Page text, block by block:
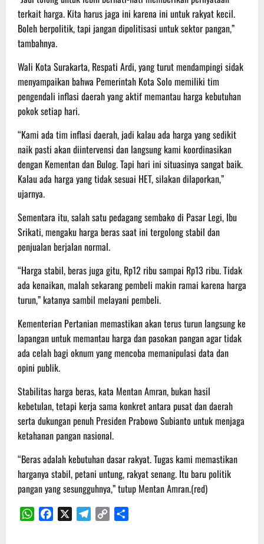
terkait harga. Kita harus jaga ini karena ini untuk rakyat kecil.
Boleh berpolitik, tapi jangan dipolitisasi untuk sektor pangan,”
tambahnya.
Wali Kota Surakarta, Respati Ardi, yang turut mendampingi sidak
menyampaikan bahwa Pemerintah Kota Solo memiliki tim
pengendali inflasi daerah yang aktif memantau harga kebutuhan
pokok setiap hari.
“Kami ada tim inflasi daerah, jadi kalau ada harga yang sedikit
naik pasti akan diintervensi dan langsung kami koordinasikan
dengan Kementan dan Bulog. Tapi hari ini situasinya sangat baik.
Kalau ada harga yang tidak sesuai HET, silakan dilaporkan,”
ujarnya.
Sementara itu, salah satu pedagang sembako di Pasar Legi, Ibu
Srikati, mengaku harga beras saat ini tergolong stabil dan
penjualan berjalan normal.
“Harga stabil, beras juga gitu, Rp12 ribu sampai Rp13 ribu. Tidak
ada kenaikan, malah sekarang pembeli makin ramai karena harga
turun,” katanya sambil melayani pembeli.
Kementerian Pertanian memastikan akan terus turun langsung ke
lapangan untuk memantau harga dan pasokan pangan agar tidak
ada celah bagi oknum yang mencoba memanipulasi data dan
opini publik.
Stabilitas harga beras, kata Mentan Amran, bukan hasil
kebetulan, tetapi kerja sama konkret antara pusat dan daerah
serta dukungan penuh Presiden Prabowo Subianto untuk menjaga
ketahanan pangan nasional.
“Beras adalah kebutuhan dasar rakyat. Tugas kami memastikan
harganya stabil, petani untung, rakyat senang. Itu baru politik
pangan yang sesungguhnya,” tutup Mentan Amran.(red)